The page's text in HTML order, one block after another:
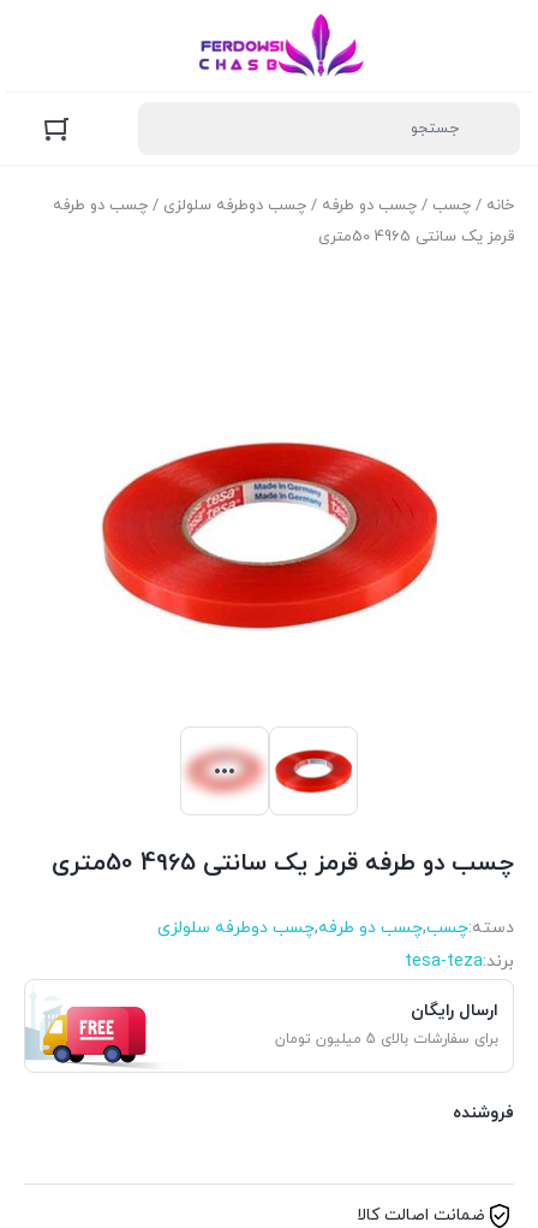
خانه / چسب / چسب دو طرفه / چسب دوطرفه سلولزی / چسب دو طرفه
قرمز یک سانتی 4965 50متری
چسب دو طرفه قرمز یک سانتی 4965 50متری
دسته:چسب,چسب دو طرفه,چسب دوطرفه سلولزی
برند:tesa-teza
ارسال رایگان
برای سفارشات بالای 5 میلیون تومان
فروشنده
ضمانت اصالت کالا